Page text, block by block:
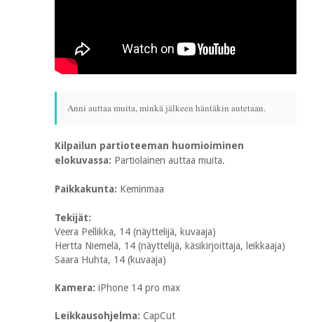
Anni auttaa muita, minkä jälkeen häntäkin autetaan.
Kilpailun partioteeman huomioiminen
elokuvassa: Partiolainen auttaa muita.
Paikkakunta: Keminmaa
Tekijät:
Veera Pellikka, 14 (näyttelijä, kuvaaja)
Hertta Niemelä, 14 (näyttelijä, käsikirjoittaja, leikkaaja)
Saara Huhta, 14 (kuvaaja)
Kamera: iPhone 14 pro max
Leikkausohjelma: CapCut